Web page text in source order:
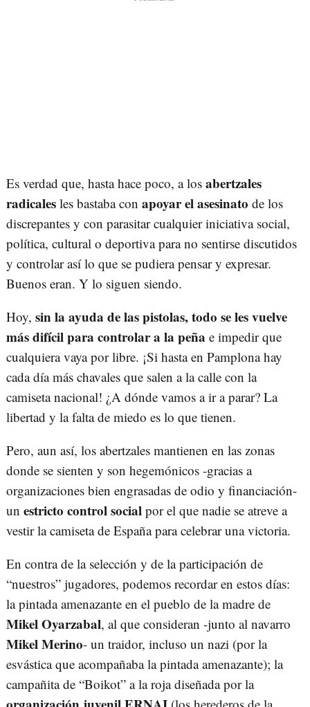
Es verdad que, hasta hace poco, a los abertzales
radicales les bastaba con apoyar el asesinato de los
discrepantes y con parasitar cualquier iniciativa social,
política, cultural o deportiva para no sentirse discutidos
y controlar así lo que se pudiera pensar y expresar.
Buenos eran. Y lo siguen siendo.
Hoy, sin la ayuda de las pistolas, todo se les vuelve
más difícil para controlar a la peña e impedir que
cualquiera vaya por libre. ¡Si hasta en Pamplona hay
cada día más chavales que salen a la calle con la
camiseta nacional! ¿A dónde vamos a ir a parar? La
libertad y la falta de miedo es lo que tienen.
Pero, aun así, los abertzales mantienen en las zonas
donde se sienten y son hegemónicos -gracias a
organizaciones bien engrasadas de odio y financiación-
un estricto control social por el que nadie se atreve a
vestir la camiseta de España para celebrar una victoria.
En contra de la selección y de la participación de
“nuestros” jugadores, podemos recordar en estos días:
la pintada amenazante en el pueblo de la madre de
Mikel Oyarzabal, al que consideran -junto al navarro
Mikel Merino- un traidor, incluso un nazi (por la
esvástica que acompañaba la pintada amenazante); la
campañita de “Boikot” a la roja diseñada por la